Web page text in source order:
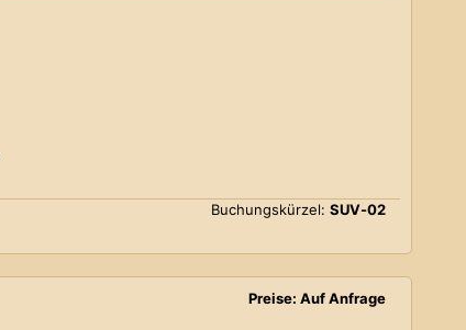
Buchungskürzel: SUV-02
Preise: Auf Anfrage